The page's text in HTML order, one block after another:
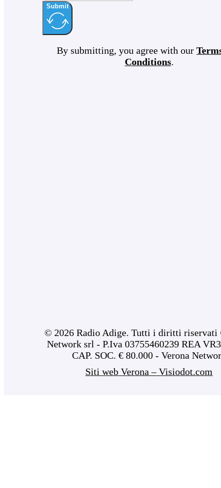
Submit
By submitting, you agree with our
Conditions.
© 2026 Radio Adige. Tutti i diritti riservati
Network srl - P.Iva 03755460239 REA
CAP. SOC. € 80.000 - Verona
Siti web Verona – Visiodot.com